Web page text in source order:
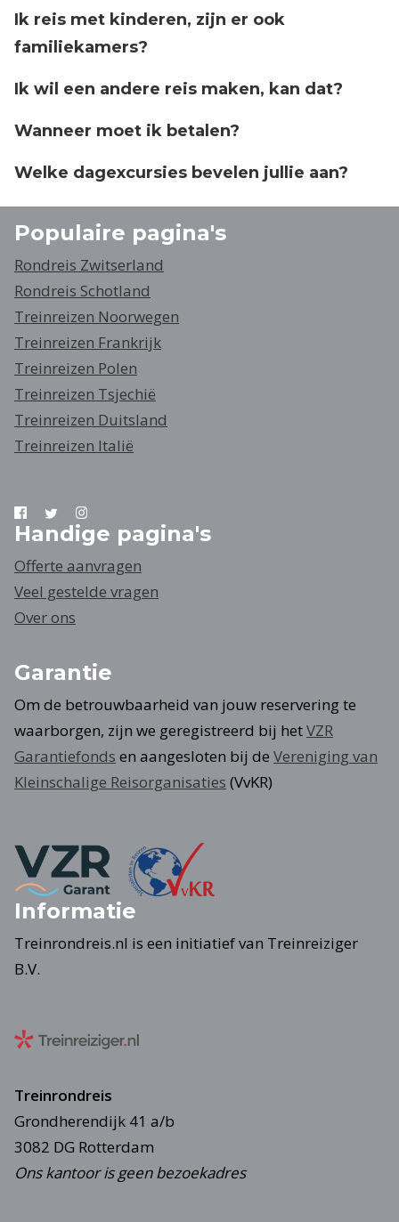
Ik reis met kinderen, zijn er ook
familiekamers?
Ik wil een andere reis maken, kan dat?
Wanneer moet ik betalen?
Welke dagexcursies bevelen jullie aan?
Populaire pagina's
Rondreis Zwitserland
Rondreis Schotland
Treinreizen Noorwegen
Treinreizen Frankrijk
Treinreizen Polen
Treinreizen Tsjechië
Treinreizen Duitsland
Treinreizen Italië
Handige pagina's
Offerte aanvragen
Veel gestelde vragen
Over ons
Garantie
Om de betrouwbaarheid van jouw reservering te
waarborgen, zijn we geregistreerd bij hetVZR
Garantiefonds en aangesloten bij de Vereniging van
Kleinschalige Reisorganisaties (VvKR)
Informatie
Treinrondreis.nl is een initiatief van Treinreiziger
B.V.
Treinrondreis
Grondherendijk 41 a/b
3082 DG Rotterdam
Ons kantoor is geen bezoekadres